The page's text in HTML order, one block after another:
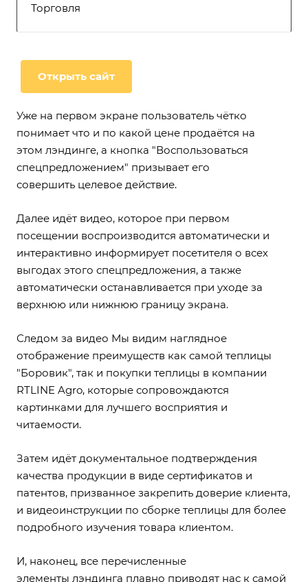
Открыть сайт
Торговля
Уже на первом экране пользователь чётко
понимает что и по какой цене продаётся на
этом лэндинге, а кнопка "Воспользоваться
спецпредложением" призывает его
совершить целевое действие.
Далее идёт видео, которое при первом
посещении воспроизводится автоматически и
интерактивно информирует посетителя о всех
выгодах этого спецпредложения, а также
автоматически останавливается при уходе за
верхнюю или нижнюю границу экрана.
Следом за видео Мы видим наглядное
отображение преимуществ как самой теплицы
"Боровик", так и покупки теплицы в компании
RTLINE Agro, которые сопровождаются
картинками для лучшего восприятия и
читаемости.
Затем идёт документальное подтверждения
качества продукции в виде сертификатов и
патентов, призванное закрепить доверие клиента,
и видеоинструкции по сборке теплицы для более
подробного изучения товара клиентом.
И, наконец, все перечисленные
элементы лэндинга плавно приводят нас к самой